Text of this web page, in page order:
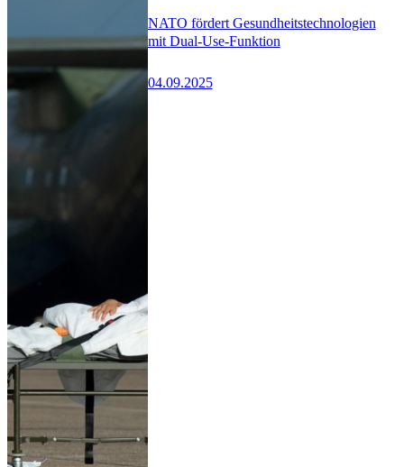
NATO fördert Gesundheitstechnologien
mit Dual-Use-Funktion
04.09.2025